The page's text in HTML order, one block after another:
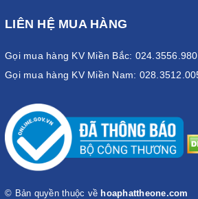
LIÊN HỆ MUA HÀNG
Gọi mua hàng KV Miền Bắc:
Gọi mua hàng KV Miền Nam:
© Bản quyền thuộc về hoaphattheone.com